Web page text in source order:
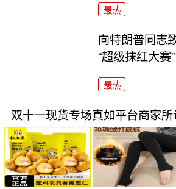
最热
向特朗普同志
“超级抹红大赛”
最热
双十一现货专场真如平台商家所